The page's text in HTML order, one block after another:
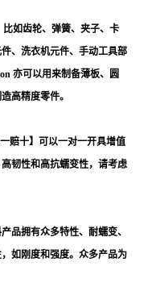
如齿轮、弹簧、夹子、卡
、洗衣机元件、手动工具部
亦可以用来制备薄板、圆
高精度零件。
赔十】可以一对一开具增值
韧性和高抗蠕变性，请考虑
品拥有众多特性、耐蠕变、
如刚度和强度。众多产品为